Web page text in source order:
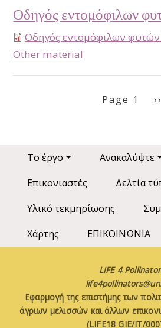
Οδηγός εντομόφιλων
Οδηγός εντομόφιλων
type
Other material
Page 1 ››
Main navigation
Το έργο Ανακαλύψτε
Επικονιαστές
Δελτία
Υλικό τεκμηρίωσης
Χάρτης
ΕΠΙΚΟΙΝΩΝΙΑ
LIFE 4
Εφαρμογή της επιστήμης των
άγριων μελισσών και άλλων
(LIFE18 GIE/IT/